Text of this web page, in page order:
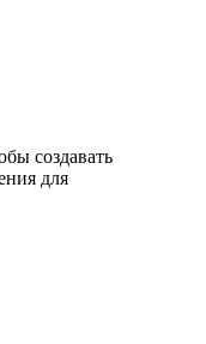
создавать
для